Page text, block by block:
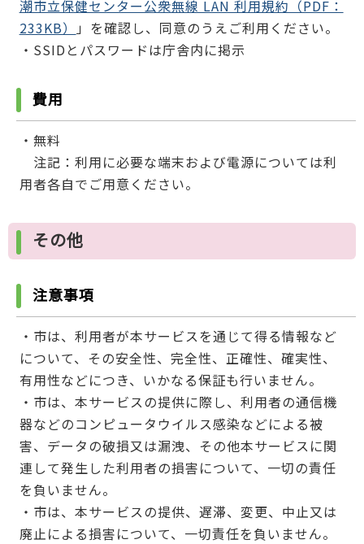
潮市立保健センター公衆無線 LAN 利用規約（PDF：
233KB）
」を確認し、同意のうえご利用ください。
・SSIDとパスワードは庁舎内に掲示
費用
・無料
注記：利用に必要な端末および電源については利
用者各自でご用意ください。
その他
注意事項
・市は、利用者が本サービスを通じて得る情報など
について、その安全性、完全性、正確性、確実性、
有用性などにつき、いかなる保証も行いません。
・市は、本サービスの提供に際し、利用者の通信機
器などのコンピュータウイルス感染などによる被
害、データの破損又は漏洩、その他本サービスに関
連して発生した利用者の損害について、一切の責任
を負いません。
・市は、本サービスの提供、遅滞、変更、中止又は
廃止による損害について、一切責任を負いません。